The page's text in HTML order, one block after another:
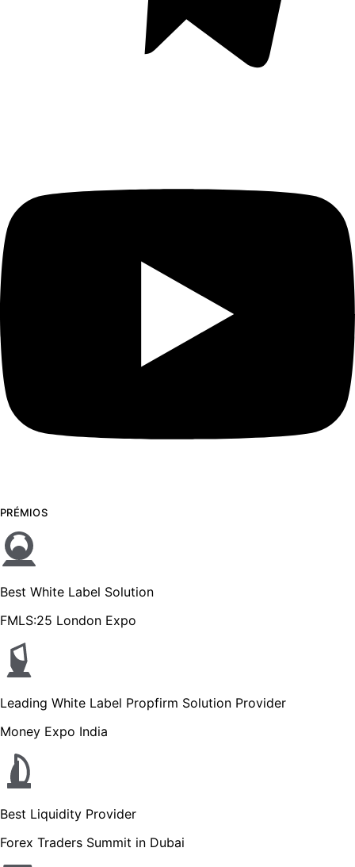
PRÉMIOS
Best White Label Solution
FMLS:25 London Expo
Leading White Label Propfirm Solution Provider
Money Expo India
Best Liquidity Provider
Forex Traders Summit in Dubai